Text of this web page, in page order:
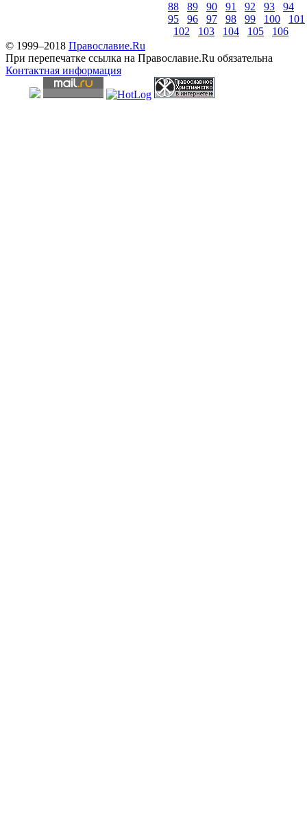
88
89 90 91 92 93
94
95
96 97 98 99 100
101
102
103 104 105
106
© 1999–2018 Православие.Ru
При перепечатке ссылка на Православие.Ru обязательна
Контактная информация